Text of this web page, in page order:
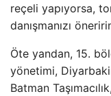
reçeli yapıyorsa,
danışmanızı
Öte yandan, 15.
yönetimi,
Batman